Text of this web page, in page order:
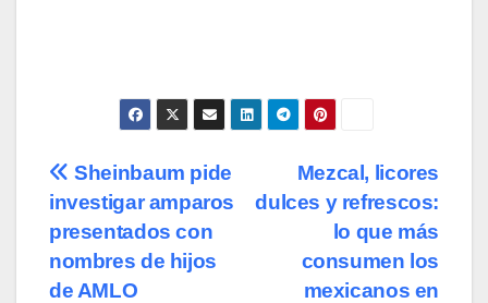
Navegación
de
entradas
Mezcal, licores
dulces y refrescos:
lo que más
consumen los
mexicanos en
Sheinbaum pide
investigar amparos
presentados con
nombres de hijos
de AMLO